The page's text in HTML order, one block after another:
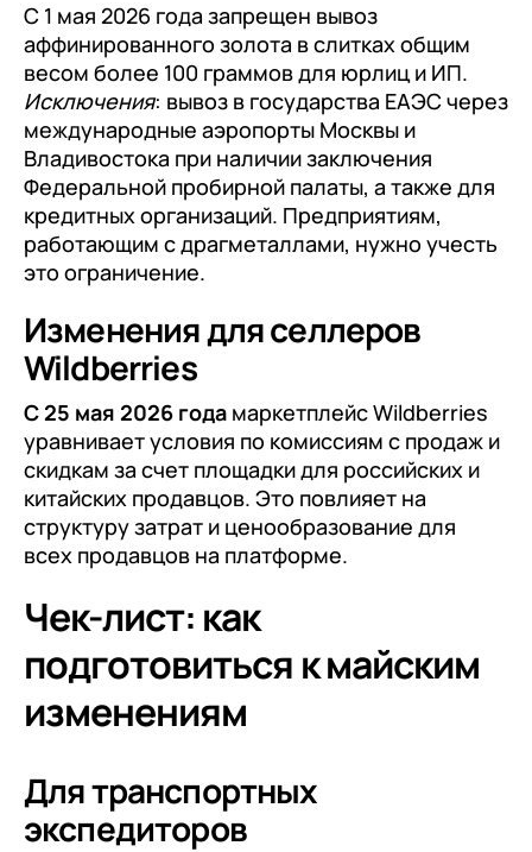
С 1 мая 2026 года запрещен вывоз
аффинированного золота в слитках общим
весом более 100 граммов для юрлиц и ИП.
Исключения: вывоз в государства ЕАЭС через
международные аэропорты Москвы и
Владивостока при наличии заключения
Федеральной пробирной палаты, а также для
кредитных организаций. Предприятиям,
работающим с драгметаллами, нужно учесть
это ограничение.
Изменения для селлеров
Wildberries
С 25 мая 2026 года маркетплейс Wildberries
уравнивает условия по комиссиям с продаж и
скидкам за счет площадки для российских и
китайских продавцов. Это повлияет на
структуру затрат и ценообразование для
всех продавцов на платформе.
Чек-лист: как
подготовиться к майским
изменениям
Для транспортных
экспедиторов